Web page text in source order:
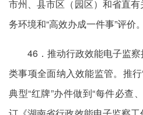
市州、县市区（园区）和省直
务环境和“高效办成一件事”评价
46．推动行政效能电子监察
类事项全面纳入效能监管。推
典型“红牌”办件做到“每件必查